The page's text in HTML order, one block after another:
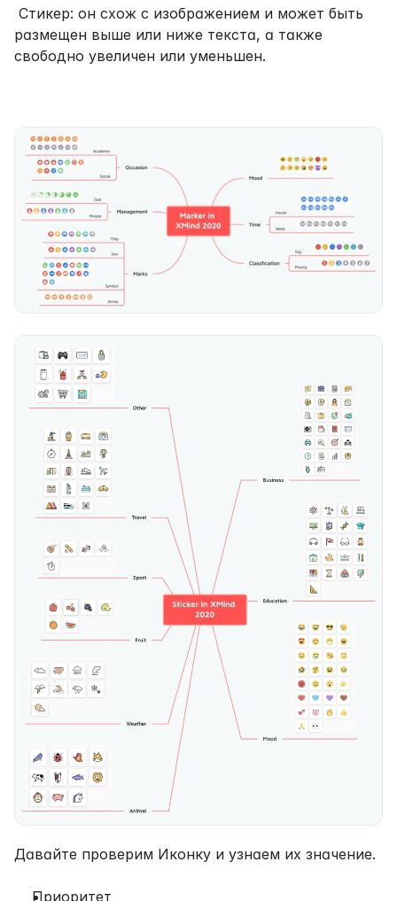
размещен выше или ниже текста, а также
свободно увеличен или уменьшен.
Давайте проверим Иконку и узнаем их значение.
Приоритет